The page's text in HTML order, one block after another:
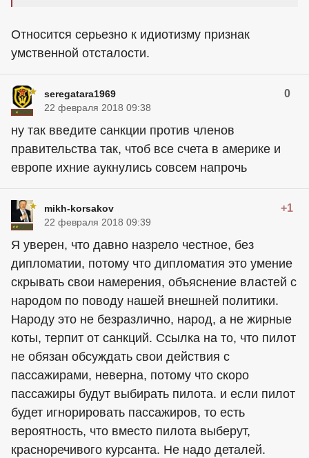
Относится серьезно к идиотизму признак
умственной отсталости.
seregatara1969 0
22 февраля 2018 09:38
ну так введите санкции против членов
правительства так, чтоб все счета в америке и
европе ихние аукнулись совсем напрочь
mikh-korsakov +1
22 февраля 2018 09:39
Я уверен, что давно назрело честное, без
дипломатии, потому что дипломатия это умение
скрывать свои намерения, объяснение властей с
народом по поводу нашей внешней политики.
Народу это не безразлично, народ, а не жирные
коты, терпит от санкций. Ссылка на то, что пилот
не обязан обсуждать свои действия с
пассажирами, неверна, потому что скоро
пассажиры будут выбирать пилота. и если пилот
будет игнорировать пассажиров, то есть
вероятность, что вместо пилота выберут,
красноречивого курсанта. Не надо деталей.